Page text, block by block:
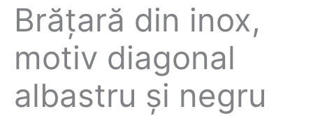
Brăţară din inox,
motiv diagonal
albastru şi negru